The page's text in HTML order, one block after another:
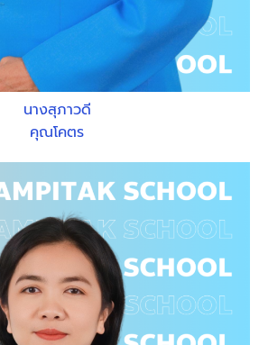
นางสุภาวดี
คุณโคตร